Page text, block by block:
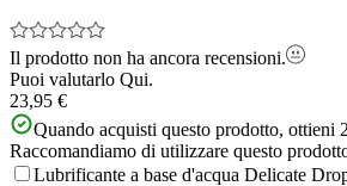
Il prodotto non ha ancora recensioni.
Puoi valutarlo Qui.
23,95 €
Quando acquisti questo prodotto, ottieni
Raccomandiamo di utilizzare questo
Lubrificante a base d'acqua Delicate